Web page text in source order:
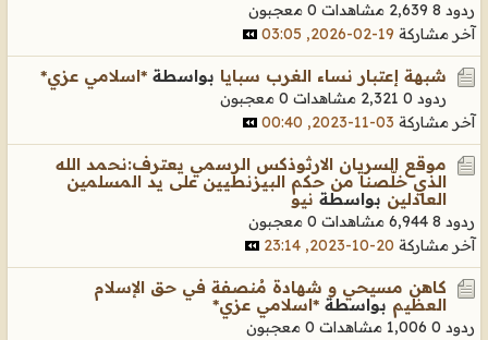
ردود 8 2,639 مشاهدات
0 معجبون
آخر مشاركة 19-02-2026, 03:05
شبهة إعتبار نساء الغرب سبايا بواسطة *اسلامي عزي*
ردود 0 2,321 مشاهدات
0 معجبون
آخر مشاركة 03-11-2023, 00:40
موقع السريان الارثوذكس الرسمي يعترف:نحمد الله
الذي خلّصنا من حكم البيزنطيين على يد المسلمين
العادلين بواسطة نيو
ردود 8 6,944 مشاهدات
0 معجبون
آخر مشاركة 20-10-2023, 23:14
كاهن مسيحي و شهادة مُنصفة في حق الإسلام
العظيم بواسطة *اسلامي عزي*
ردود 0 1,006 مشاهدات
0 معجبون